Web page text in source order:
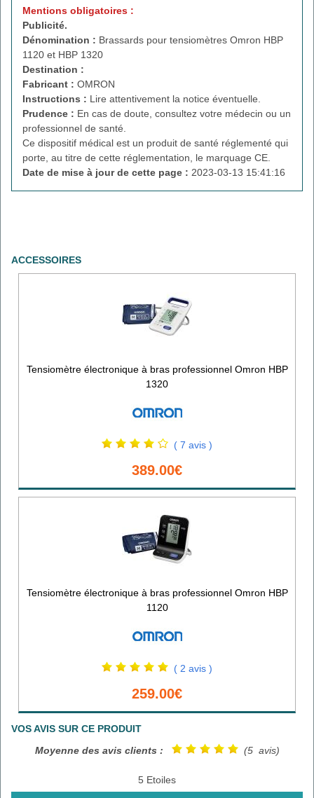
Mentions obligatoires :
Publicité.
Dénomination : Brassards pour tensiomètres Omron HBP
1120 et HBP 1320
Destination :
Fabricant : OMRON
Instructions : Lire attentivement la notice éventuelle.
Prudence : En cas de doute, consultez votre médecin ou un
professionnel de santé.
Ce dispositif médical est un produit de santé réglementé qui
porte, au titre de cette réglementation, le marquage CE.
Date de mise à jour de cette page : 2023-03-13 15:41:16
ACCESSOIRES
Tensiomètre électronique à bras professionnel Omron HBP
1320
( 7 avis )
389.00€
Tensiomètre électronique à bras professionnel Omron HBP
1120
( 2 avis )
259.00€
VOS AVIS SUR CE PRODUIT
Moyenne des avis clients :
(5 avis)
5 Etoiles